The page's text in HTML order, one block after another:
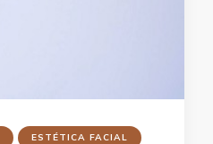
ESTÉTICA FACIAL